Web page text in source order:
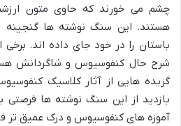
چشم می خورند که حاوی متون
هستند. این سنگ نوشته ها
باستان را در خود جای داده اند.
شرح حال کنفوسیوس و شاگردانش
گزیده هایی از آثار کلاسیک
بازدید از این سنگ نوشته ها فرصتی
آموزه های کنفوسیوس و درک عمیق